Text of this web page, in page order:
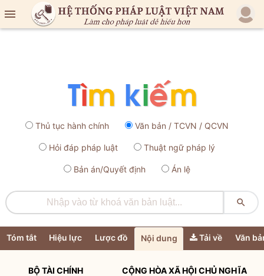

Thủ tục hành chính Văn bản / TCVN / QCVN
Hỏi đáp pháp luật Thuật ngữ pháp lý
Bản án/Quyết định Án lệ

Tóm tắt Hiệu lực Lược đồ Nội dung Tải về Văn
BỘ TÀI CHÍNH
CỘNG HÒA XÃ HỘI CHỦ NGHĨA